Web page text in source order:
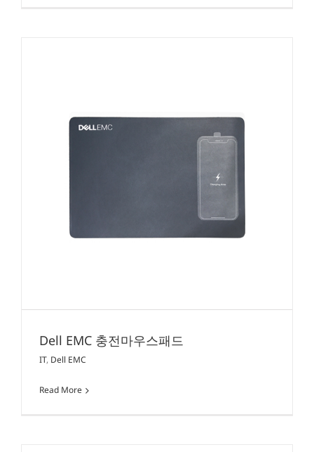
Dell EMC 충전마우스패드
IT, Dell EMC
Read More